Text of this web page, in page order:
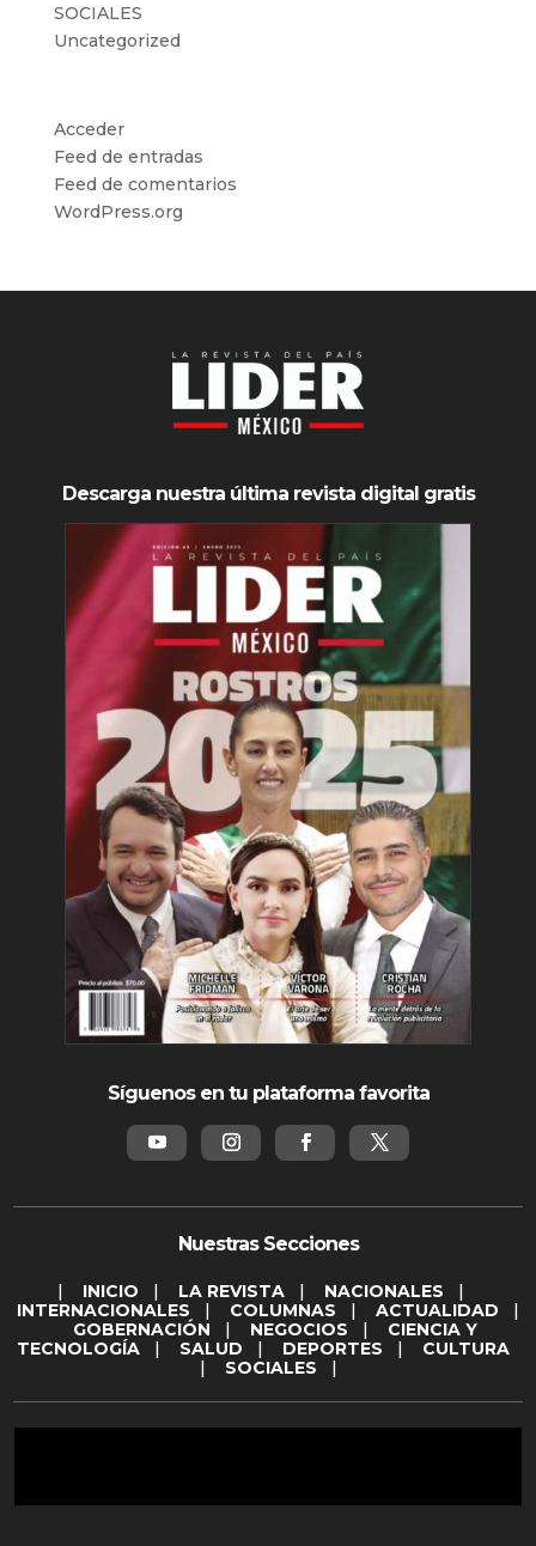
SOCIALES
Uncategorized
Acceder
Feed de entradas
Feed de comentarios
WordPress.org
Descarga nuestra última revista digital gratis
Síguenos en tu plataforma favorita
Nuestras Secciones
| INICIO | LA REVISTA | NACIONALES |
INTERNACIONALES | COLUMNAS | ACTUALIDAD |
GOBERNACIÓN | NEGOCIOS | CIENCIA Y
TECNOLOGÍA | SALUD | DEPORTES | CULTURA
| SOCIALES |